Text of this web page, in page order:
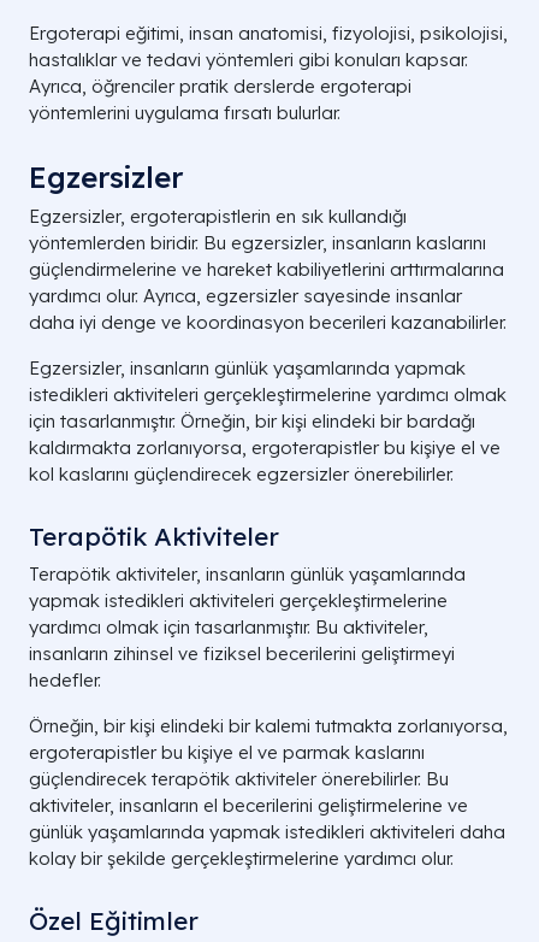
Ergoterapi eğitimi, insan anatomisi, fizyolojisi, psikolojisi,
hastalıklar ve tedavi yöntemleri gibi konuları kapsar.
Ayrıca, öğrenciler pratik derslerde ergoterapi
yöntemlerini uygulama fırsatı bulurlar.
Egzersizler
Egzersizler, ergoterapistlerin en sık kullandığı
yöntemlerden biridir. Bu egzersizler, insanların kaslarını
güçlendirmelerine ve hareket kabiliyetlerini arttırmalarına
yardımcı olur. Ayrıca, egzersizler sayesinde insanlar
daha iyi denge ve koordinasyon becerileri kazanabilirler.
Egzersizler, insanların günlük yaşamlarında yapmak
istedikleri aktiviteleri gerçekleştirmelerine yardımcı olmak
için tasarlanmıştır. Örneğin, bir kişi elindeki bir bardağı
kaldırmakta zorlanıyorsa, ergoterapistler bu kişiye el ve
kol kaslarını güçlendirecek egzersizler önerebilirler.
Terapötik Aktiviteler
Terapötik aktiviteler, insanların günlük yaşamlarında
yapmak istedikleri aktiviteleri gerçekleştirmelerine
yardımcı olmak için tasarlanmıştır. Bu aktiviteler,
insanların zihinsel ve fiziksel becerilerini geliştirmeyi
hedefler.
Örneğin, bir kişi elindeki bir kalemi tutmakta zorlanıyorsa,
ergoterapistler bu kişiye el ve parmak kaslarını
güçlendirecek terapötik aktiviteler önerebilirler. Bu
aktiviteler, insanların el becerilerini geliştirmelerine ve
günlük yaşamlarında yapmak istedikleri aktiviteleri daha
kolay bir şekilde gerçekleştirmelerine yardımcı olur.
Özel Eğitimler